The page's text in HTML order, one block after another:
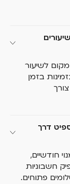
לשיעור
בזמן
דרך
חודשיים,
חשבוניות
פתוחים.